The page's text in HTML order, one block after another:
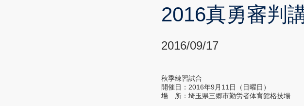
2016真勇審判
2016/09/17
秋季練習試合
開催日：2016年9月11日（日曜日）
場 所：埼玉県三郷市勤労者体育館格技場